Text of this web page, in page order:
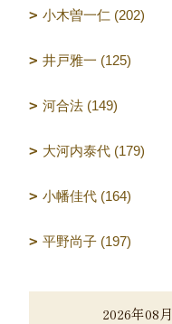
小木曽一仁 (202)
井戸雅一 (125)
河合法 (149)
大河内泰代 (179)
小幡佳代 (164)
平野尚子 (197)
2026年08月